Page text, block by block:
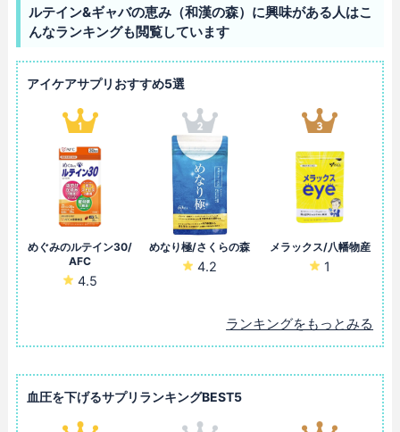
ルテイン&ギャバの恵み（和漢の森）に興味がある人はこ
んなランキングも閲覧しています
アイケアサプリおすすめ5選
めぐみのルテイン30/
AFC
4.5
めなり極/さくらの森
4.2
メラックス/八幡物産
1
ランキングをもっとみる
血圧を下げるサプリランキングBEST5